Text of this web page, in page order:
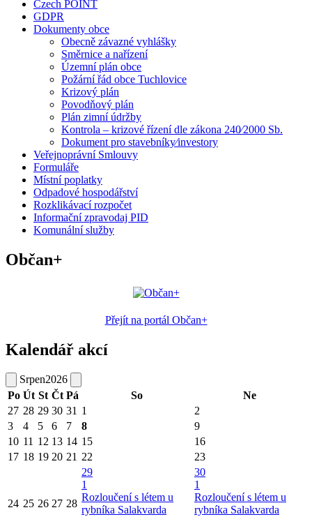
Czech POINT
GDPR
Dokumenty obce
Obecně závazné vyhlášky
Směrnice a nařízení
Územní plán obce
Požární řád obce Tuchlovice
Krizový plán
Povodňový plán
Plán zimní údržby
Kontrola – krizové řízení dle zákona 240⁄2000 Sb.
Dokument pro stavebníky⁄investory
Veřejnoprávní Smlouvy
Formuláře
Místní poplatky
Odpadové hospodářství
Rozklikávací rozpočet
Informační zpravodaj PID
Komunální služby
Občan+
Přejít na portál Občan+
Kalendář akcí
Srpen2026
Po Út St Čt Pá So
Ne
27 28 29 30 31 1
2
3
4 5 6 7 8
9
10 11 12 13 14 15
16
17 18 19 20 21 22 23
24 25 26 27 28
29
1
Rozloučení s létem u
rybníka Salakvarda
30
1
Rozloučení s létem u
rybníka Salakvarda